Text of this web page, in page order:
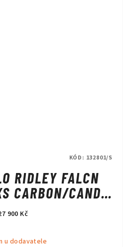
RIDLEY FALCN
CARBON/CANDY
SILVER
900 Kč
u dodavatele
KÓD: 132801/S